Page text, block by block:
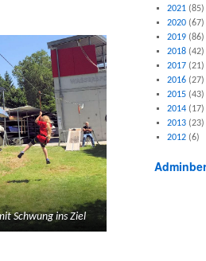
Schwung ins Ziel
2021(85)
2020(67)
2019(86)
2018(42)
2017(21)
2016(27)
2015(43)
2014(17)
2013(23)
2012(6)